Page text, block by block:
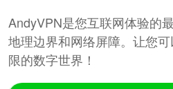
AndyVPN是您互联网体验的
地理边界和网络屏障。让您
限的数字世界！